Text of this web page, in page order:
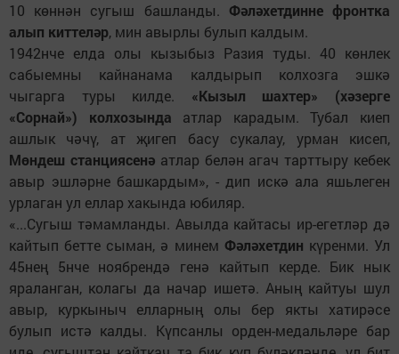
10 көннән сугыш башланды. Фәләхетдинне фронтка
алып киттеләр, мин авырлы булып калдым.
1942нче елда олы кызыбыз Разия туды. 40 көнлек
сабыемны кайнанама калдырып колхозга эшкә
чыгарга туры килде. «Кызыл шахтер» (хәзерге
«Сорнай») колхозында атлар карадым. Тубал киеп
ашлык чәчү, ат җигеп басу сукалау, урман кисеп,
Мөндеш станциясенәатлар белән агач тарттыру кебек
авыр эшләрне башкардым», - дип искә ала яшьлеген
урлаган ул еллар хакында юбиляр.
«...Сугыш тәмамланды. Авылда кайтасы ир-егетләр дә
кайтып бетте сыман, ә минем Фәләхетдин күренми. Ул
45нең 5нче ноябрендә генә кайтып керде. Бик нык
яраланган, колагы да начар ишетә. Аның кайтуы шул
авыр, куркыныч елларның олы бер якты хатирәсе
булып истә калды. Күпсанлы орден-медальләре бар